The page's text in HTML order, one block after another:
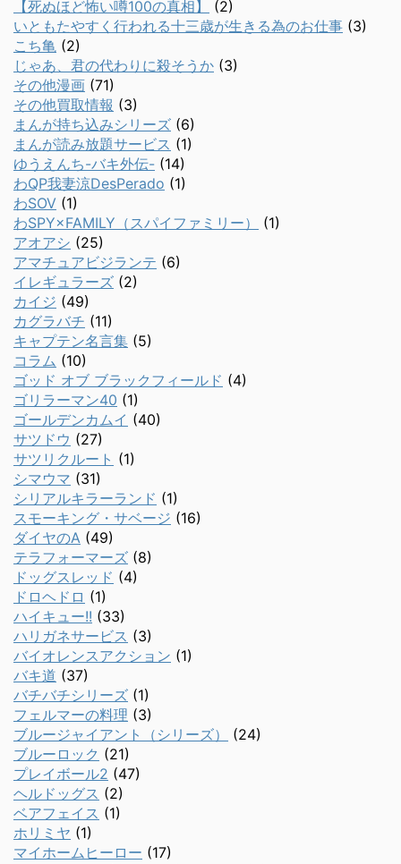
【死ぬほど怖い噂100の真相】
(2)
いともたやすく行われる十三歳が生きる為のお仕事 (3)
こち亀 (2)
じゃあ、君の代わりに殺そうか (3)
その他漫画 (71)
その他買取情報 (3)
まんが持ち込みシリーズ (6)
まんが読み放題サービス (1)
ゆうえんち-バキ外伝- (14)
わQP我妻涼DesPerado (1)
わSOV (1)
わSPY×FAMILY（スパイファミリー）
(1)
アオアシ (25)
アマチュアビジランテ (6)
イレギュラーズ (2)
カイジ (49)
カグラバチ (11)
キャプテン名言集 (5)
コラム (10)
ゴッド オブ ブラックフィールド (4)
ゴリラーマン40 (1)
ゴールデンカムイ (40)
サツドウ (27)
サツリクルート (1)
シマウマ (31)
シリアルキラーランド (1)
スモーキング・サベージ (16)
ダイヤのA (49)
テラフォーマーズ (8)
ドッグスレッド (4)
ドロヘドロ (1)
ハイキュー!! (33)
ハリガネサービス (3)
バイオレンスアクション (1)
バキ道 (37)
バチバチシリーズ (1)
フェルマーの料理 (3)
ブルージャイアント（シリーズ）
(24)
ブルーロック (21)
プレイボール2 (47)
ヘルドッグス (2)
ベアフェイス (1)
ホリミヤ (1)
マイホームヒーロー (17)